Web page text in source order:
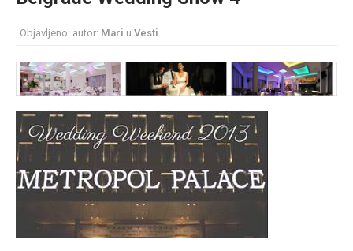
Objavljeno: autor: Mari u Vesti